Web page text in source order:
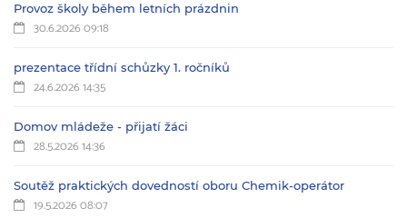
Provoz školy během letních prázdnin
30.6.2026 09:18
prezentace třídní schůzky 1. ročníků
24.6.2026 14:35
Domov mládeže - přijatí žáci
28.5.2026 14:36
Soutěž praktických dovedností oboru Chemik-operátor
19.5.2026 08:07